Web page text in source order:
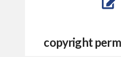
copyright